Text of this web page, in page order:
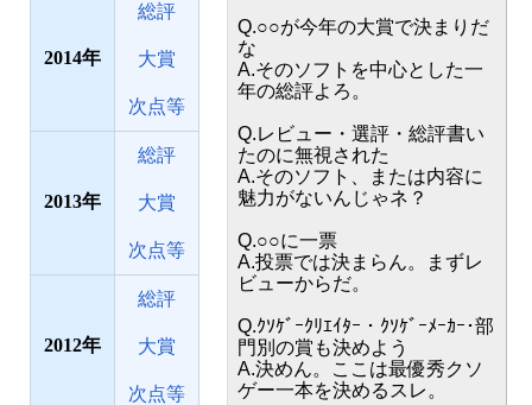
2014
総評
大賞
次点等
2013
総評
大賞
次点等
2012
総評
大賞
次点等
Q.○○が今年の大賞で決まりだ
な
A.そのソフトを中心とした一
年の総評よろ。
Q.レビュー・選評・総評書い
たのに無視された
A.そのソフト、または内容に
魅力がないんじゃネ？
Q.○○に一票
A.投票では決まらん。まずレ
ビューからだ。
Q.ｸｿｹﾞｰｸﾘｴｲﾀｰ・ｸｿｹﾞｰﾒｰｶｰ･部
門別の賞も決めよう
A.決めん。ここは最優秀クソ
ゲー一本を決めるスレ。